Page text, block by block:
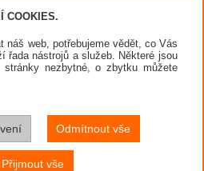
COOKIES.
náš web, potřebujeme vědět, co Vás
řada nástrojů a služeb. Některé jsou
nezbytné, o zbytku můžete
Odmítnout vše
Přijmout vše